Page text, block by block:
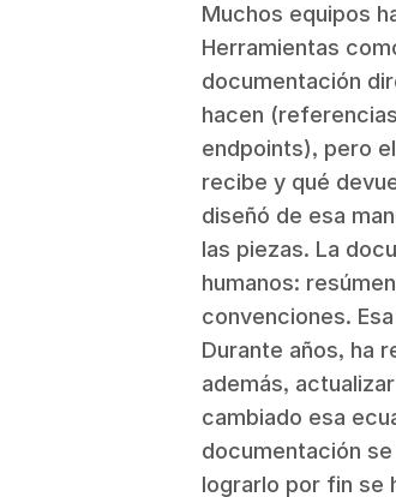
Muchos equipos
Herramientas
documentación
hacen
endpoints), pero
recibe y qué
diseñó de esa
las piezas. La
humanos:
convenciones.
Durante años, ha
además,
cambiado esa
documentación
lograrlo por fin se